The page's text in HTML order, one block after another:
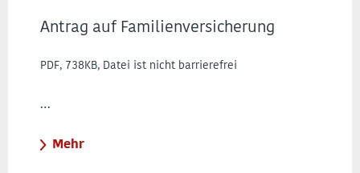
Antrag auf Familienversicherung
PDF, 738KB, Datei ist nicht barrierefrei
…
Mehr